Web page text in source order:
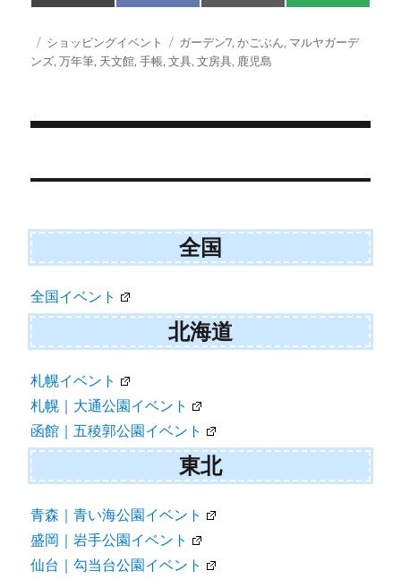
on
(
w
t
)
on
a
e
b
o
on
m
i
l
on
M
投
稿
カ
テ
ショッピングイベント
タ
グ
ガーデン7,かごぶん, マルヤガーデ
ンズ,万年筆, 天文館,手帳,文具,文房具, 鹿児島
稿
ナ
ビ
ゲ
ー
シ
ョ
ン
全国
全国イベント
北海道
札幌イベント
札幌｜大通公園イベント
函館｜五稜郭公園イベント
東北
青森｜青い海公園イベント
盛岡｜岩手公園イベント
仙台｜勾当台公園イベント